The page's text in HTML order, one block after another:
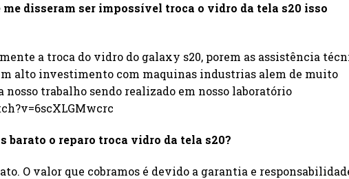
disseram ser impossível troca o vidro da tela s20 isso
a troca do vidro do galaxy s20, porem as assistência
alto investimento com maquinas industrias alem de muito
trabalho sendo realizado em nosso laboratório
barato o reparo troca vidro da tela s20?
O valor que cobramos é devido a garantia e